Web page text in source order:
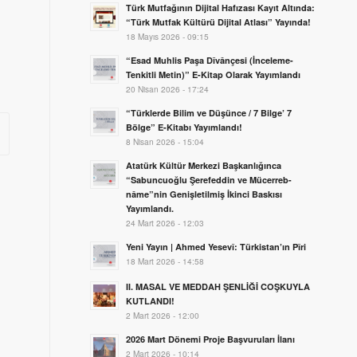
Türk Mutfağının Dijital Hafızası Kayıt Altında:
“Türk Mutfak Kültürü Dijital Atlası” Yayında!
18 Mayıs 2026 - 09:15
“Esad Muhlis Paşa Dîvânçesi (İnceleme-
Tenkitli Metin)” E-Kitap Olarak Yayımlandı
20 Nisan 2026 - 17:24
“Türklerde Bilim ve Düşünce / 7 Bilge’ 7
Bölge” E-Kitabı Yayımlandı!
8 Nisan 2026 - 15:04
Atatürk Kültür Merkezi Başkanlığınca
“Sabuncuoğlu Şerefeddin ve Mücerreb-
nâme”nin Genişletilmiş İkinci Baskısı
Yayımlandı.
24 Mart 2026 - 12:03
Yeni Yayın | Ahmed Yesevî: Türkistan’ın Pîri
18 Mart 2026 - 14:58
II. MASAL VE MEDDAH ŞENLİĞİ COŞKUYLA
KUTLANDI!
2 Mart 2026 - 12:00
2026 Mart Dönemi Proje Başvuruları İlanı
2 Mart 2026 - 10:14